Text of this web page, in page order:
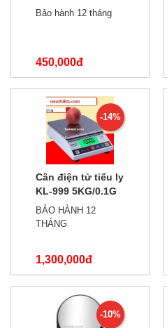
5kg/0.1g
Bảo hành 12 tháng
450,000đ
600,000đ
-14%
Cân điện tử tiểu ly
KL-999 5KG/0.1G
sạc pin
BẢO HÀNH 12
THÁNG
1,300,000đ
1,500,000đ
-10%